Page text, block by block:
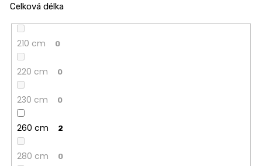
Celková délka
210 cm 0
220 cm 0
230 cm 0
260 cm 2
280 cm 0